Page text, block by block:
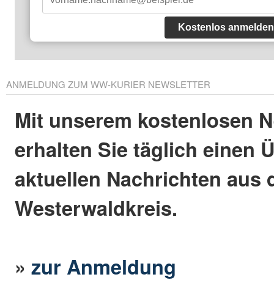
Kostenlos anmelden
ANMELDUNG ZUM WW-KURIER NEWSLETTER
Mit unserem kostenlosen
erhalten Sie täglich einen
aktuellen Nachrichten aus
Westerwaldkreis.
»zur Anmeldung